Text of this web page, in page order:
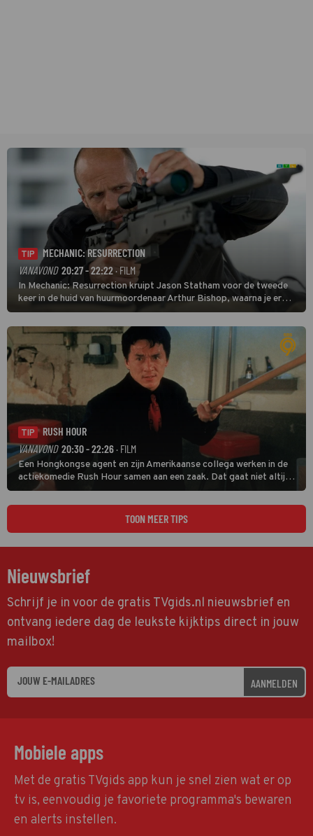
TIP
MECHANIC: RESURRECTION
VANAVOND 20:27 - 22:22· FILM
In Mechanic: Resurrection kruipt Jason Statham voor de tweede
keer in de huid van huurmoordenaar Arthur Bishop, waarna je er
donder op kunt zeggen dat er van Bishops geplande pensioen niet
veel terechtkomt.
TIP
RUSH HOUR
VANAVOND 20:30 - 22:26 · FILM
Een Hongkongse agent en zijn Amerikaanse collega werken in de
actiekomedie Rush Hour samen aan een zaak. Dat gaat niet altijd
van een leien dakje.
TOON MEER TIPS
Nieuwsbrief
Schrijf je in voor de gratis TVgids.nl nieuwsbrief en
ontvang iedere dag de leukste kijktips direct in jouw
mailbox!
AANMELDEN
Mobiele apps
Met de gratis TVgids app kun je snel zien wat er op
tv is, eenvoudig je favoriete programma's bewaren
en alerts instellen.